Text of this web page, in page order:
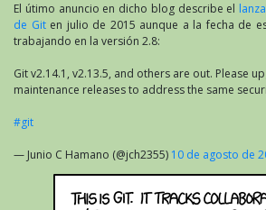
El útimo anuncio en dicho blog describe el
de Giten julio de 2015 aunque a la fecha de
trabajando en la versión 2.8:
Git v2.14.1, v2.13.5, and others are out. Please
maintenance releases to address the same
#git
— Junio C Hamano (@jch2355) 10 de agosto de